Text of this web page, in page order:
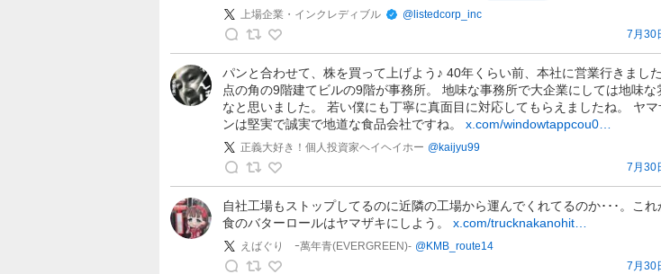
上
場
企
ク
レ
デ
上場企業・インクレディブル @listedcorp_inc
7月30
正
義
大
パンと合わせて、株を買って上げよう♪ 40年くらい前、本社に営業行きまし
点の角の9階建てビルの9階が事務所。 地味な事務所で大企業にしては地味な
なと思いました。 若い僕にも丁寧に真面目に対応してもらえましたね。 ヤ
ンは堅実で誠実で地道な食品会社ですね。 x.com/windowtappcou0…
正義大好き！個人投資家ヘイヘイホー @kaijyu99
7月30
自社工場もストップしてるのに近隣の工場から運んでくれてるのか･･･。これ
食のバターロールはヤマザキにしよう。 x.com/trucknakanohit…
えばぐり ｰ萬年青(EVERGREEN)- @KMB_route14
7月30